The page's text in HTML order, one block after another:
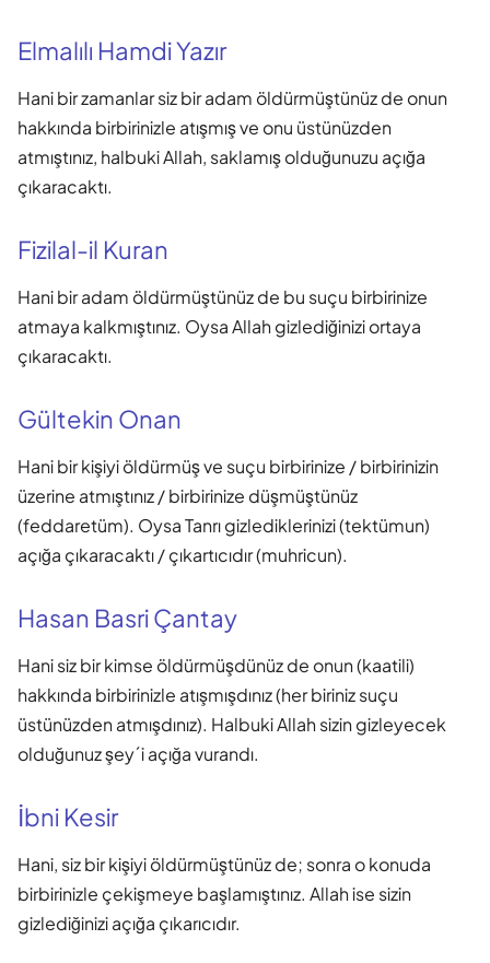
Elmalılı Hamdi Yazır
Hani bir zamanlar siz bir adam öldürmüştünüz de onun
hakkında birbirinizle atışmış ve onu üstünüzden
atmıştınız, halbuki Allah, saklamış olduğunuzu açığa
çıkaracaktı.
Fizilal-il Kuran
Hani bir adam öldürmüştünüz de bu suçu birbirinize
atmaya kalkmıştınız. Oysa Allah gizlediğinizi ortaya
çıkaracaktı.
Gültekin Onan
Hani bir kişiyi öldürmüş ve suçu birbirinize / birbirinizin
üzerine atmıştınız / birbirinize düşmüştünüz
(feddaretüm). Oysa Tanrı gizlediklerinizi (tektümun)
açığa çıkaracaktı / çıkartıcıdır (muhricun).
Hasan Basri Çantay
Hani siz bir kimse öldürmüşdünüz de onun (kaatili)
hakkında birbirinizle atışmışdınız (her biriniz suçu
üstünüzden atmışdınız). Halbuki Allah sizin gizleyecek
olduğunuz şey´i açığa vurandı.
İbni Kesir
Hani, siz bir kişiyi öldürmüştünüz de; sonra o konuda
birbirinizle çekişmeye başlamıştınız. Allah ise sizin
gizlediğinizi açığa çıkarıcıdır.